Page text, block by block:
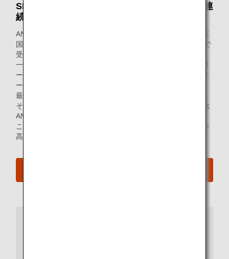
SKYTRAX社より最高評価「5スター」を13年連
続で受賞
ANAグループは、世界的な航空サービス格付け機関である英
国SKYTRAX社より、世界最高評価「5スター」を13年連続で
受賞しました。
一貫して高品質なサービスが提供できている点、さらにグロ
ーバルなお客様の多様なニーズを深く汲み取り、継続的にサ
ービス改善を行っている点が高く評価されました。
最高評価を獲得している航空会社は世界で11社のみであり、
そのうち10年以上連続して獲得している日本のエアラインは
ANAグループのみです。
これからもANAは、サービスの品質向上に尽力し、安全かつ
高品質な「5つ星」の体験をご提供してまいります。